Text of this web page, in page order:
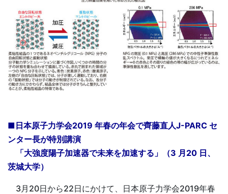
■日本原子力学会2019 年春の年会で齊藤直人J-PARC セ
ンター長が特別講演
「大強度陽子加速器で未来を加速する」（3 月20 日、
茨城大学）
3月20日から22日にかけて、日本原子力学会2019年春